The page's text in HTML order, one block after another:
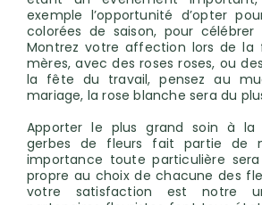
exemple l’opportunité d’opter
colorées de saison, pour
Montrez votre affection lors de la
mères, avec des roses roses, ou
la fête du travail, pensez au
mariage, la rose blanche sera du
Apporter le plus grand soin à la
gerbes de fleurs fait partie de
importance toute particulière
propre au choix de chacune des
votre satisfaction est notre